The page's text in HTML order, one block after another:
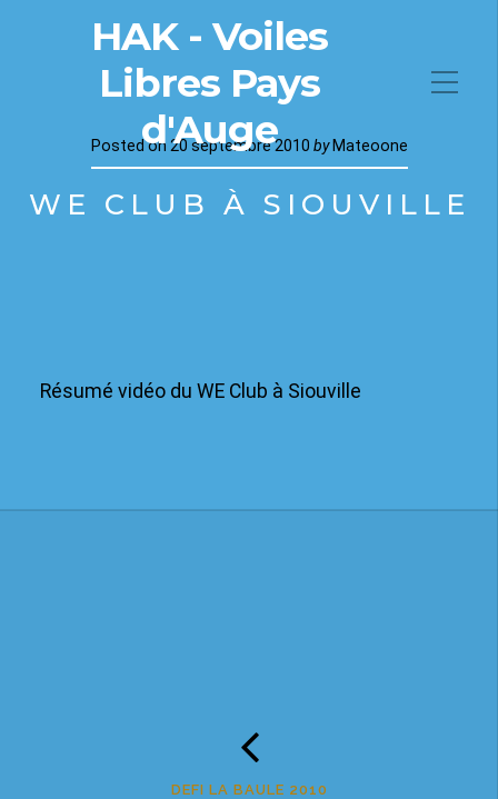
HAK - Voiles
Libres Pays
d'Auge
Posted on 20 septembre 2010 byMateoone
WE CLUB À SIOUVILLE
Résumé vidéo du WE Club à Siouville
DEFI LA BAULE 2010